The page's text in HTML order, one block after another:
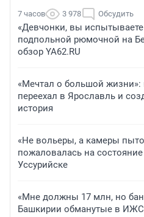
7 часов 3 978 Обсудить
«Девчонки, вы испытываете
подпольной рюмочной на
обзор YA62.RU
«Мечтал о большой жизни»:
переехал в Ярославль и
история
«Не вольеры, а камеры
пожаловалась на
Уссурийске
«Мне должны 17 млн, но
Башкирии обманутые в ИЖС